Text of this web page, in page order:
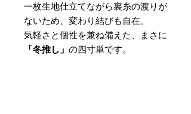
一枚生地仕立てながら裏糸の渡りが
ないため、変わり結びも自在。
気軽さと個性を兼ね備えた、まさに
「冬推し」 の四寸単です。